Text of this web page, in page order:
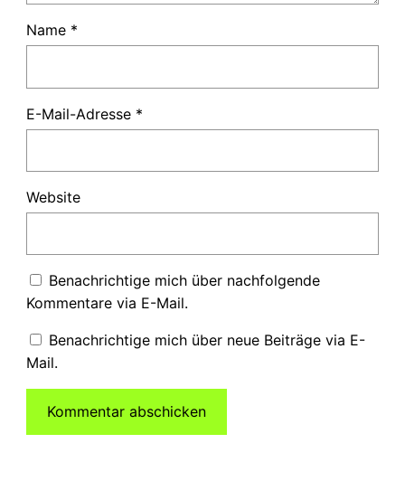
Name *
E-Mail-Adresse *
Website
Benachrichtige mich über nachfolgende
Kommentare via E-Mail.
Benachrichtige mich über neue Beiträge via E-
Mail.